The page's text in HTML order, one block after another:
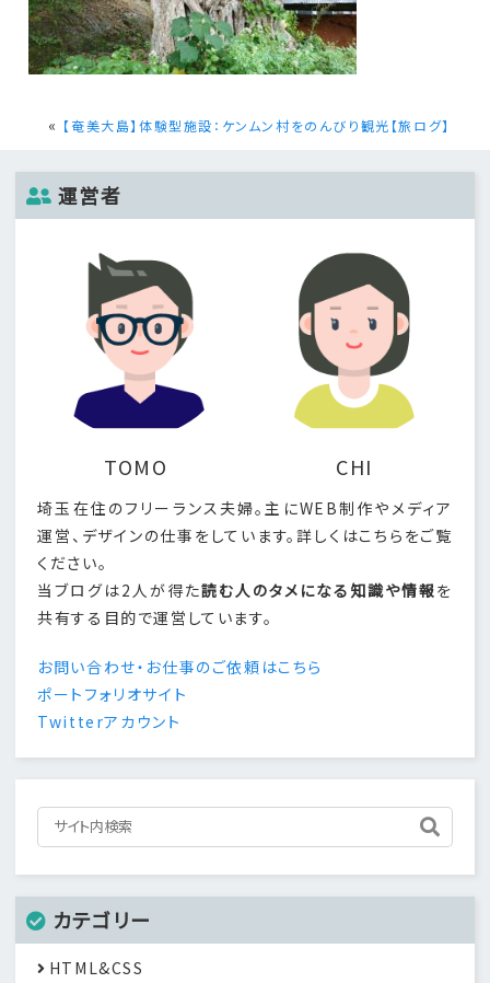
« 【奄美大島】体験型施設：ケンムン村をのんびり観光【旅ログ】
運営者
TOMO CHI
埼玉在住のフリーランス夫婦。主にWEB制作やメディア
運営、デザインの仕事をしています。詳しくはこちらをご覧
ください。
当ブログは2人が得た読む人のタメになる知識や情報を
共有する目的で運営しています。
お問い合わせ・お仕事のご依頼はこちら
ポートフォリオサイト
Twitterアカウント
カテゴリー
HTML&CSS